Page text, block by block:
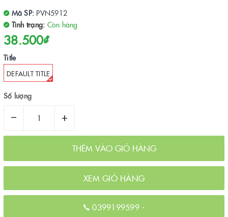
Mã SP: PVN5912
Tình trạng: Còn hàng
38.500₫
Title
DEFAULT TITLE
Số lượng
– +
THÊM VÀO GIỎ HÀNG
XEM GIỎ HÀNG
0399199599 -